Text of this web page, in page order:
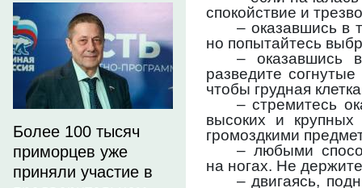
Более 100 тысяч
приморцев уже
приняли участие в
спокойствие и
– оказавшись в
но попытайтесь
– оказавшись
разведите
чтобы грудная
– стремитесь
высоких и
громоздкими
– любыми
на ногах. Не
– двигаясь,